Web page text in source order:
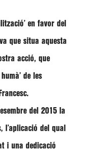
en favor del
que situa aquesta
acció, que
de les
del 2015 la
l’aplicació del qual
i una dedicació